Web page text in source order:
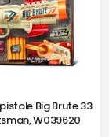
Big Brute 33
W039620